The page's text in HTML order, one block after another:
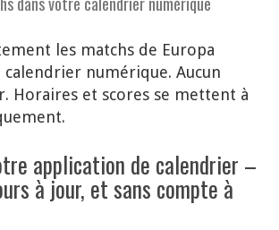
les matchs de Europa
calendrier numérique. Aucun
Horaires et scores se mettent à
application de calendrier –
à jour, et sans compte à